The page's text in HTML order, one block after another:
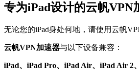
专为iPad设计的云帆VPN
无论您的iPad身处何地，请使用云帆
云帆VPN加速器与以下设备兼容：
iPad、iPad Pro、iPad Air、iPad Air 2